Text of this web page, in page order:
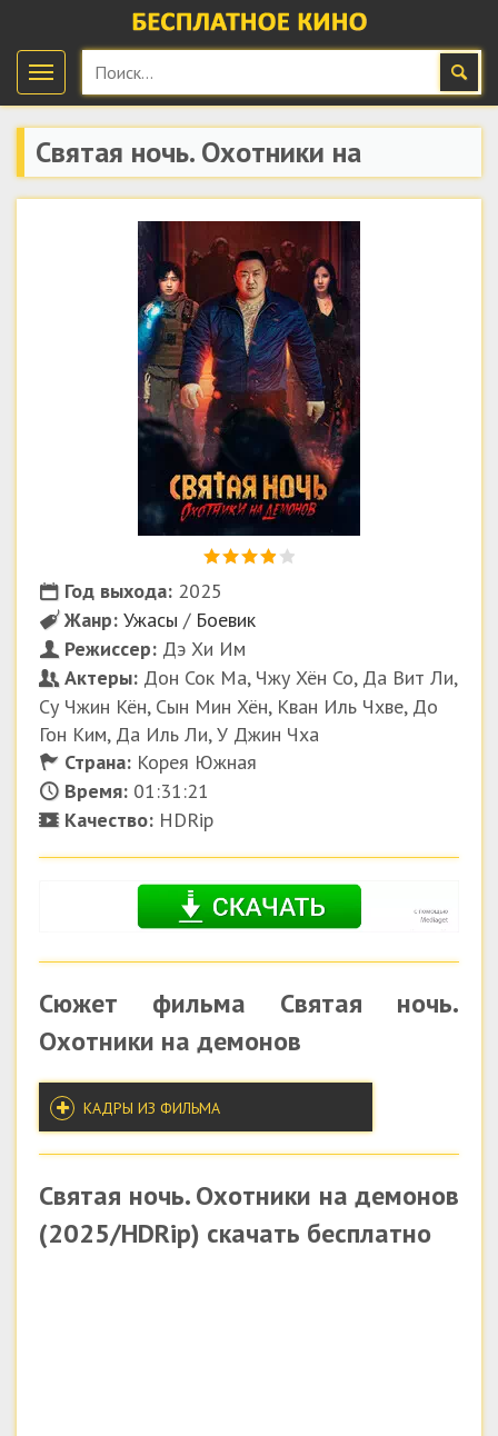
Святая ночь. Охотники на
демонов(2025) скачать
бесплатно
Год выхода: 2025
Жанр: Ужасы / Боевик
Режиссер: Дэ Хи Им
Актеры: Дон Сок Ма, Чжу Хён Со, Да Вит Ли,
Су Чжин Кён, Сын Мин Хён, Кван Иль Чхве, До
Гон Ким, Да Иль Ли, У Джин Чха
Страна: Корея Южная
Время: 01:31:21
Качество: HDRip
Сюжет фильма Святая ночь.
Охотники на демонов
КАДРЫ ИЗ ФИЛЬМА
Святая ночь. Охотники на демонов
(2025/HDRip) скачать бесплатно